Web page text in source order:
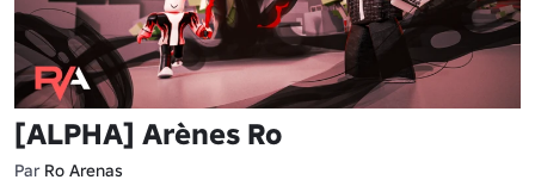
[ALPHA] Arènes Ro
Par Ro Arenas